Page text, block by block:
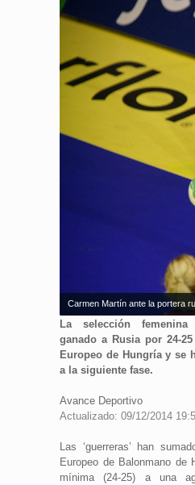
Carmen Martín ante la portera
La selección
ganado a Rusia por 24-
Europeo de Hungría y se
a la siguiente fase.
Avance Deportivo
Actualizado: 09/12/2014
Las ‘guerreras’ han
Europeo de Balonmano de
mínima (24-25) a una